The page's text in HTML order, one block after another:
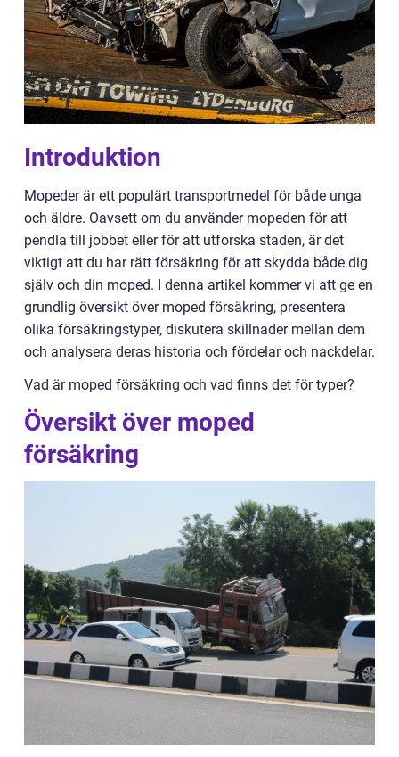
Introduktion
Mopeder är ett populärt transportmedel för både unga
och äldre. Oavsett om du använder mopeden för att
pendla till jobbet eller för att utforska staden, är det
viktigt att du har rätt försäkring för att skydda både dig
själv och din moped. I denna artikel kommer vi att ge en
grundlig översikt över moped försäkring, presentera
olika försäkringstyper, diskutera skillnader mellan dem
och analysera deras historia och fördelar och nackdelar.
Vad är moped försäkring och vad finns det för typer?
Översikt över moped
försäkring